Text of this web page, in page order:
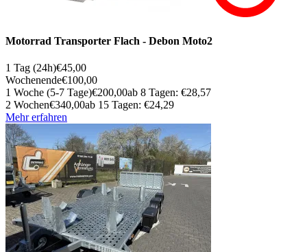
Motorrad Transporter Flach - Debon Moto2
1 Tag (24h)€45,00
Wochenende€100,00
1 Woche (5-7 Tage)€200,00ab 8 Tagen: €28,57
2 Wochen€340,00ab 15 Tagen: €24,29
Mehr erfahren